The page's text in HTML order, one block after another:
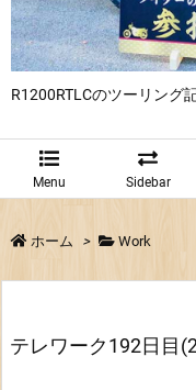
R1200RTLCのツーリング
Menu Sidebar
ホーム > Work
テレワーク192日目